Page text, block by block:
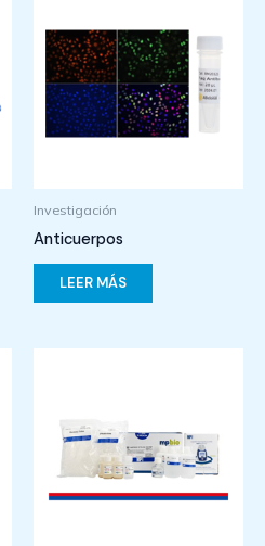
Investigación
Anticuerpos
LEER MÁS